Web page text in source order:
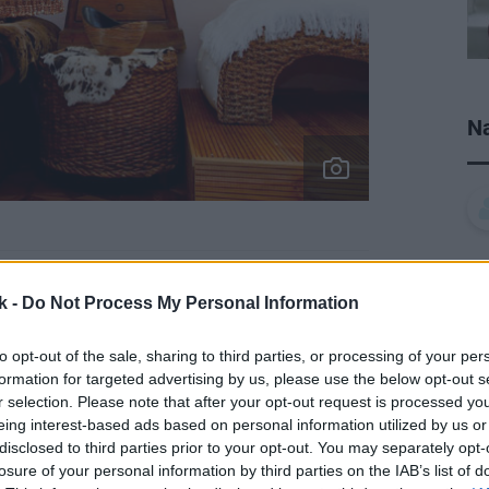
- Do Not Process My Personal Information
opt-out of the sale, sharing to third parties, or processing of your
for targeted advertising by us, please use the below opt-out
selection. Please note that after your opt-out request is processed
interest-based ads based on personal information utilized by us
to third parties prior to your opt-out. You may separately
of your personal information by third parties on the IAB’s list of
istých zvyklostí, niekedy povier, len
neodcudzil prírodným silám, aby
ochotný prijať ľudí, ktorí si ho vytvorili.
len pre čínskych cisárov, už
ani na Slovensku. Niečo tušíme,
ozdraviť a zharmonizovať bývanie